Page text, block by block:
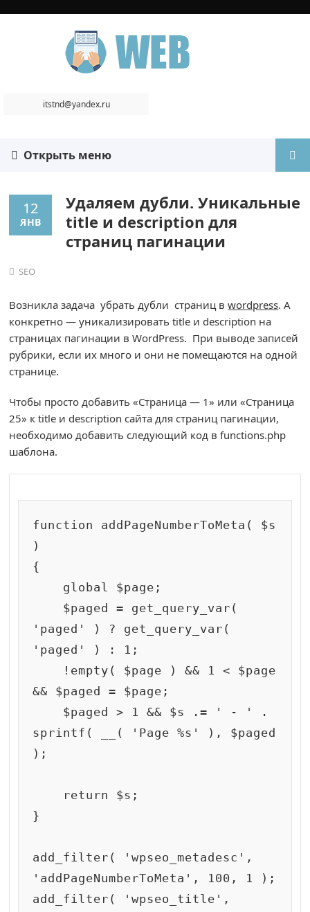
itstnd@yandex.ru
Открыть меню
12
ЯНВ
Удаляем дубли. Уникальные
title и description для
страниц пагинации
SEO
Возникла задача убрать дубли страниц вwordpress. А
конкретно — уникализировать title и description на
страницах пагинации в WordPress. При выводе записей
рубрики, если их много и они не помещаются на одной
странице.
Чтобы просто добавить «Страница — 1» или «Страница
25» к title и description сайта для страниц пагинации,
необходимо добавить следующий код в functions.php
шаблона.
function addPageNumberToMeta( $s
)
{
'paged' ) ? get_query_var(
'paged' ) : 1;
&& $paged = $page;
sprintf( __( 'Page %s' ), $paged
);
}
add_filter( 'wpseo_metadesc',
'addPageNumberToMeta', 100, 1 );
add_filter( 'wpseo_title',